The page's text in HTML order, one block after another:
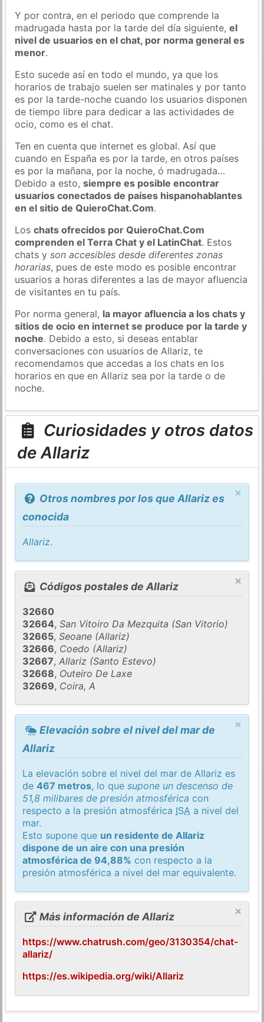
Y por contra, en el periodo que comprende la
madrugada hasta por la tarde del día siguiente,el
nivel de usuarios en el chat, por norma general es
menor.
Esto sucede así en todo el mundo, ya que los
horarios de trabajo suelen ser matinales y por tanto
es por la tarde-noche cuando los usuarios disponen
de tiempo libre para dedicar a las actividades de
ocio, como es el chat.
Ten en cuenta que internet es global. Así que
cuando en España es por la tarde, en otros países
es por la mañana, por la noche, ó madrugada…
Debido a esto,siempre es posible encontrar
usuarios conectados de países hispanohablantes
en el sitio de QuieroChat.Com.
Loschats ofrecidos por QuieroChat.Com
comprenden el Terra Chat y el LatinChat. Estos
chats yson accesibles desde diferentes zonas
horarias, pues de este modo es posible encontrar
usuarios a horas diferentes a las de mayor afluencia
de visitantes en tu país.
Por norma general, la mayor afluencia a los chats y
sitios de ocio en internet se produce por la tarde y
noche. Debido a esto, si deseas entablar
conversaciones con usuarios de Allariz, te
recomendamos que accedas a los chats en los
horarios en que en Allariz sea por la tarde o de
noche.
Curiosidades y otros datos
de Allariz
×
Otros nombres por los que Allariz es
conocida
Allariz.
×
Códigos postales de Allariz
32660
32664,San Vitoiro Da Mezquita (San Vitorio)
32665,Seoane (Allariz)
32666, Coedo (Allariz)
32667,Allariz (Santo Estevo)
32668, Outeiro De Laxe
32669, Coira, A
×
Elevación sobre el nivel del mar de
Allariz
La elevación sobre el nivel del mar de Allariz es
de467 metros, lo quesupone un descenso de
51,8 milibares de presión atmosférica con
respecto a la presión atmosférica ISA a nivel del
mar.
Esto supone que un residente de Allariz
dispone de un aire con una presión
atmosférica de 94,88% con respecto a la
presión atmosférica a nivel del mar equivalente.
×
Más información de Allariz
https://www.chatrush.com/geo/3130354/chat-
allariz/
https://es.wikipedia.org/wiki/Allariz